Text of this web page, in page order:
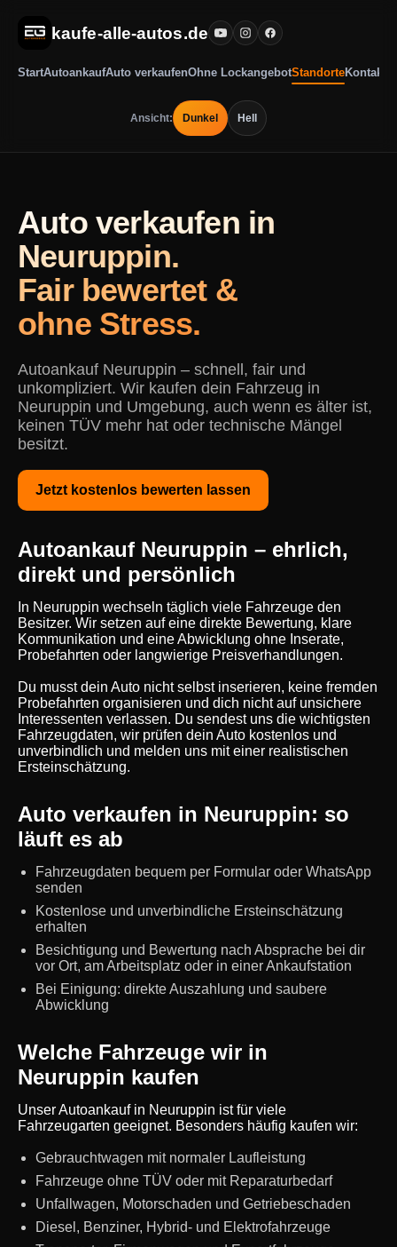
kaufe-alle-autos.de
StartAutoankaufAuto verkaufenOhne LockangebotStandorteKontakt
Ansicht: Dunkel Hell
Auto verkaufen in
Neuruppin.
Fair bewertet &
ohne Stress.
Autoankauf Neuruppin – schnell, fair und
unkompliziert. Wir kaufen dein Fahrzeug in
Neuruppin und Umgebung, auch wenn es älter ist,
keinen TÜV mehr hat oder technische Mängel
besitzt.
Jetzt kostenlos bewerten lassen
Autoankauf Neuruppin – ehrlich,
direkt und persönlich
In Neuruppin wechseln täglich viele Fahrzeuge den
Besitzer. Wir setzen auf eine direkte Bewertung, klare
Kommunikation und eine Abwicklung ohne Inserate,
Probefahrten oder langwierige Preisverhandlungen.
Du musst dein Auto nicht selbst inserieren, keine fremden
Probefahrten organisieren und dich nicht auf unsichere
Interessenten verlassen. Du sendest uns die wichtigsten
Fahrzeugdaten, wir prüfen dein Auto kostenlos und
unverbindlich und melden uns mit einer realistischen
Ersteinschätzung.
Auto verkaufen in Neuruppin: so
läuft es ab
Fahrzeugdaten bequem per Formular oder WhatsApp
senden
Kostenlose und unverbindliche Ersteinschätzung
erhalten
Besichtigung und Bewertung nach Absprache bei dir
vor Ort, am Arbeitsplatz oder in einer Ankaufstation
Bei Einigung: direkte Auszahlung und saubere
Abwicklung
Welche Fahrzeuge wir in
Neuruppin kaufen
Unser Autoankauf in Neuruppin ist für viele
Fahrzeugarten geeignet. Besonders häufig kaufen wir:
Gebrauchtwagen mit normaler Laufleistung
Fahrzeuge ohne TÜV oder mit Reparaturbedarf
Unfallwagen, Motorschaden und Getriebeschaden
Diesel, Benziner, Hybrid- und Elektrofahrzeuge